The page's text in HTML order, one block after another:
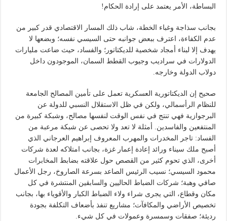
البساطة، الأمر يعتمد على إرادة الحكام!
بجانب سذاجة وغباء الخطة، شاب ذلك المسار الاقتصادي قدر كبير من
عدم الكفاءة، اعترف ببعض جوانبه حتى السيسي نفسه؛ وبضعها لا
يهدف إلا لبناء أمجاد شخصية للديكتاتور؛ والفساد، حيث ضاعت مليارات
الدولارات في سراديب وجيوب القطط السمان، الموجودون داخل
دولاب الدولة وخارجه.
صحيح إن الديكتاتورية العسكرية تعمل على تأمين المصالح الجامعة
للنظام الرأسمالي، ولكن في ظل الاستقلال النسبي للدولة عن
البرجوازية فهي تنتج في نفس الوقت لنفسها مصالح، وشبكة كبيرة من
المنتفعين والفاسدين. أمثلة لا تعد ولا تحصى عن شبكة مرعبة من
الفساد: تاجر المخدرات والمهرب المعروف إبراهيم العرجاني الذي
أصبح ملك سيناء ورائد إعادة إعمار غزة، بجانب امتلاكه لعدة شركات
أخرى، الذي تحوم كثير من القصص حول علاقته بضابط المخابرات
محمود السيسي؛ نسيب الرئيس الصاعد بسرعة الصاروخ، رجل الأعمال
صافي وهبة؛ شركات الضباط الحاليين والسابقين المنتشرة في كل
مكان وقطاع، التي يجرى شراء ولاء الضباط الكبار والأقوياء بها، بجانب
تخصيص الأراضي والمكافآت؛ مشاريع تنفذ بأضعاف التكلفة بجودة
رديئة؛ صفقات وسمسرة وعمولات في كل شيء.